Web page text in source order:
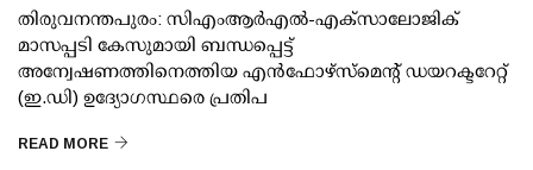
തിരുവനന്തപുരം: സിഎംആര്‍എല്‍-എക്‌സാലോജിക്
മാസപ്പടി കേസുമായി ബന്ധപ്പെട്ട്
അന്വേഷണത്തിനെത്തിയ എന്‍ഫോഴ്സ്മെന്റ് ഡയറക്ടറേറ്റ്
(ഇ.ഡി) ഉദ്യോഗസ്ഥരെ പ്രതിപ
READ MORE